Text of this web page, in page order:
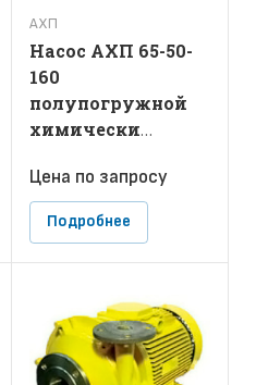
АХП
Насос АХП 65-50-
160
полупогружной
химически
Цена по запросу
Подробнее